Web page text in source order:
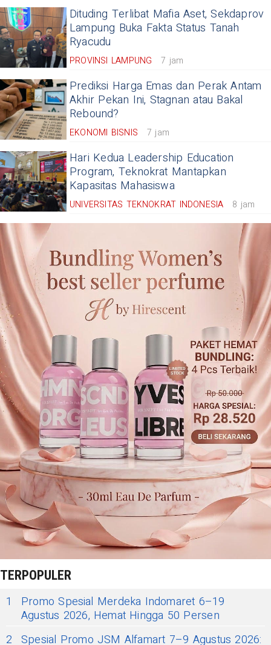
Dituding Terlibat Mafia Aset, Sekdaprov
Lampung Buka Fakta Status Tanah
Ryacudu
PROVINSI LAMPUNG 7 jam
Prediksi Harga Emas dan Perak Antam
Akhir Pekan Ini, Stagnan atau Bakal
Rebound?
EKONOMI BISNIS 7 jam
Hari Kedua Leadership Education
Program, Teknokrat Mantapkan
Kapasitas Mahasiswa
UNIVERSITAS TEKNOKRAT INDONESIA 8 jam
TERPOPULER
1
Promo Spesial Merdeka Indomaret 6–19
Agustus 2026, Hemat Hingga 50 Persen
2 Spesial Promo JSM Alfamart 7–9 Agustus 2026: